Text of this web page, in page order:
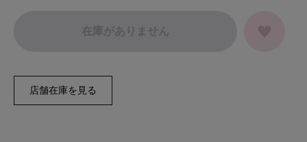
在庫がありません